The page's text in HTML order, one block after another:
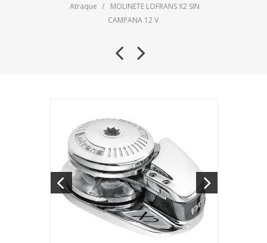
Atraque
MOLINETE LOFRANS X2 SIN
CAMPANA 12 V